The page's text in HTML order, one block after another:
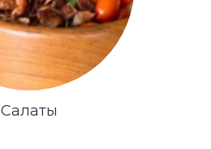
Салаты